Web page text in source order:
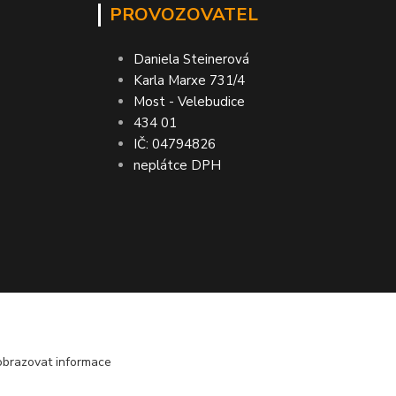
PROVOZOVATEL
Daniela Steinerová
Karla Marxe 731/4
Most - Velebudice
434 01
IČ: 04794826
neplátce DPH
vrácení peněz ● VRÁCENÍ ZBOŽÍ do 30
informace